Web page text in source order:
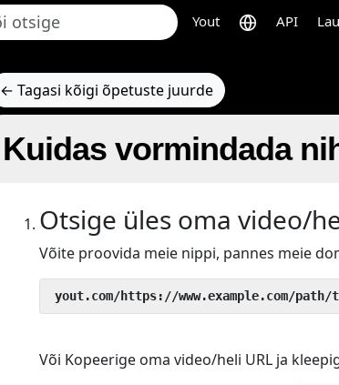
Yout API
← Tagasi kõigi õpetuste juurde
Kuidas vormindada
Otsige üles oma video/
Võite proovida meie nippi, pannes meie
yout.com/https://www.example.com/
Või Kopeerige oma video/heli URL ja